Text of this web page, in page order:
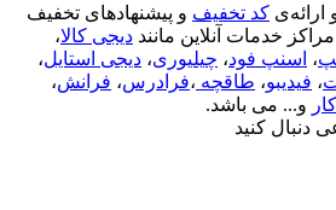
کد تخفیف و پیشنهادهای تخفیف
خدمات آنلاین مانند دیجی کالا،
، اسنپ فود، چیلیوری، دیجی استایل،
، فیدیبو، طاقچه ،فرادرس، فرانش،
و... می باشد.
دنبال کنید